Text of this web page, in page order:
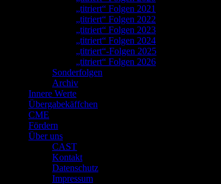
„titriert“ Folgen 2021
„titriert“ Folgen 2022
„titriert“ Folgen 2023
„titriert“ Folgen 2024
„titriert“-Folgen 2025
„titriert“ Folgen 2026
Sonderfolgen
Archiv
Innere Werte
Übergabekäffchen
CME
Fördern
Über uns
CAST
Kontakt
Datenschutz
Impressum